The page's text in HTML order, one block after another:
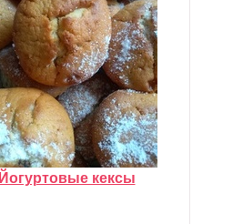
Йогуртовые кексы